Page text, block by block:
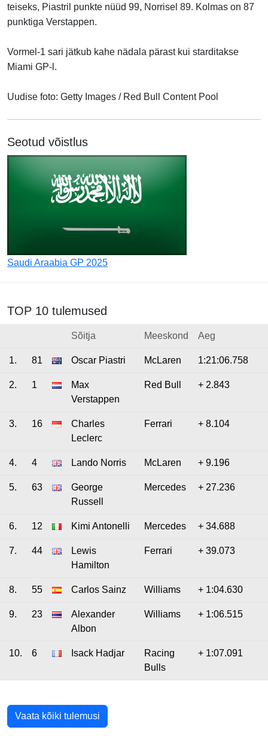
teiseks, Piastril punkte nüüd 99, Norrisel 89. Kolmas on 87
punktiga Verstappen.
Vormel-1 sari jätkub kahe nädala pärast kui starditakse
Miami GP-l.
Uudise foto: Getty Images / Red Bull Content Pool
Seotud võistlus
Saudi Araabia GP 2025
TOP 10 tulemused
Sõitja Meeskond Aeg
1. 81 Oscar Piastri McLaren 1:21:06.758
2. 1
Max
Verstappen
Red Bull + 2.843
3. 16
Charles
Leclerc
Ferrari + 8.104
4. 4 Lando Norris McLaren + 9.196
5. 63
George
Russell
Mercedes + 27.236
6. 12 Kimi Antonelli Mercedes + 34.688
7. 44
Lewis
Hamilton
Ferrari + 39.073
8. 55 Carlos Sainz Williams + 1:04.630
9. 23
Alexander
Albon
Williams + 1:06.515
10. 6 Isack Hadjar
Racing
Bulls
+ 1:07.091
Vaata kõiki tulemusi